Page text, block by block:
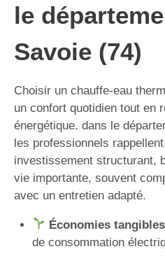
le
Savoie (74)
Choisir un chauffe-eau
un confort quotidien tout en
énergétique. dans le
les professionnels rappellent
investissement structurant,
vie importante, souvent
avec un entretien adapté.
Économies tangibles
de consommation